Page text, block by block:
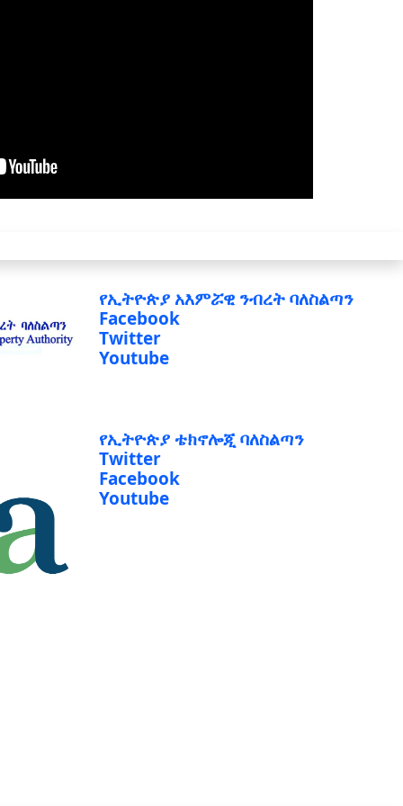
የኢትዮጵያ አእምሯዊ ንብረት ባለስልጣን
Facebook
Twitter
Youtube
የኢትዮጵያ ቴክኖሎጂ ባለስልጣን
Twitter
Facebook
Youtube